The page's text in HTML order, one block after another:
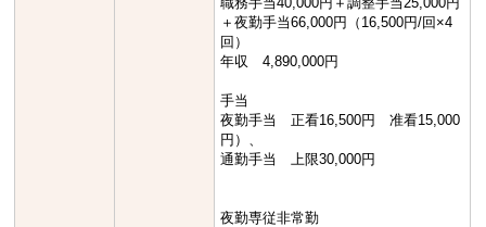
＋夜勤手当66,000円（16,500円/回×4
回）
年収 4,890,000円
手当
夜勤手当 正看16,500円 准看15,000
円）、
通勤手当 上限30,000円
夜勤専従非常勤